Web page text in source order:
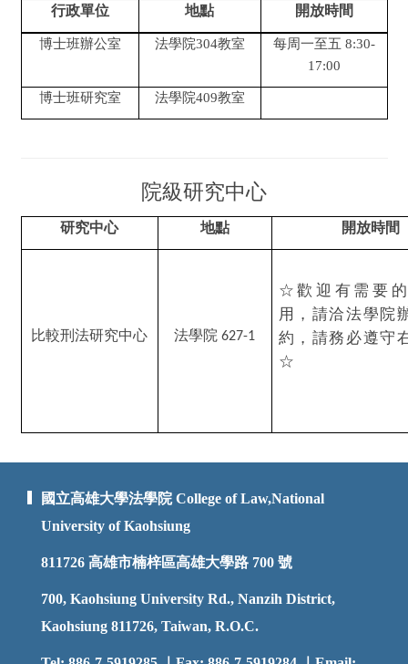
行政單位 地點 開放時間
博士班辦公室 法學院304教室
每周一至五 8:30-
17:00
博士班研究室 法學院409教室
院級研究中心
研究中心 地點 開放時間
比較刑法研究中心 法學院 627-1
☆歡迎有需要
用， 請洽法學院
約 ， 請務必遵守
☆
國立高雄大學法學院 College of Law,National
University of Kaohsiung
811726 高雄市楠梓區高雄大學路 700 號
700, Kaohsiung University Rd., Nanzih District,
Kaohsiung 811726, Taiwan, R.O.C.